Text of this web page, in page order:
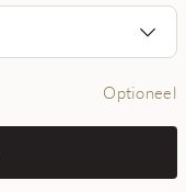
Optioneel